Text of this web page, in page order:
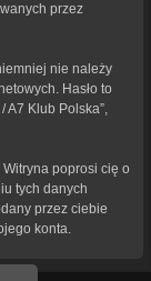
przez
nie należy
Hasło to
A7 Klub Polska”,
Witryna poprosi cię o
tych danych
przez ciebie
konta.